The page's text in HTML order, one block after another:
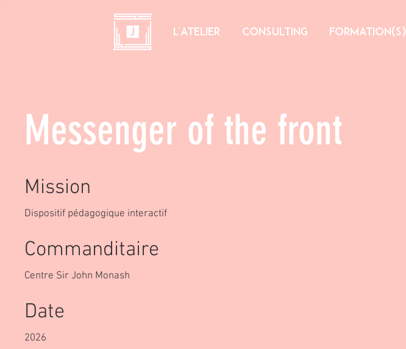
L'ATELIER CONSULTING FORMATION(s)
Messenger of the front
Mission
Dispositif pédagogique interactif
Commanditaire
Centre Sir John Monash
Date
2026